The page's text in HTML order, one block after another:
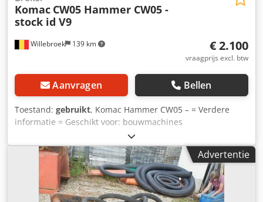
Willebroek 139 km
Komac CW05 Hammer CW05 -
stock id V9
€ 2.100
vraagprijs excl. btw
Aanvragen Bellen
Toestand: gebruikt, Komac Hammer CW05 – = Verdere
informatie = Geschikt voor: bouwmachines
Referentienummer: V9 Neem contact op met Miguel Cubas
voor meer informatie. = Bedrijfsinformatie = Dwedpsxnq N
Aofx Abysa Wij zijn gevestigd tussen Antwerpen en Brussel
langs de A12, nabij de haven van Antwerpen.
Openingstijden: maandag tot en met vrijdag doorlopend
van 8:30 tot 19:00 uur.
Advertentie